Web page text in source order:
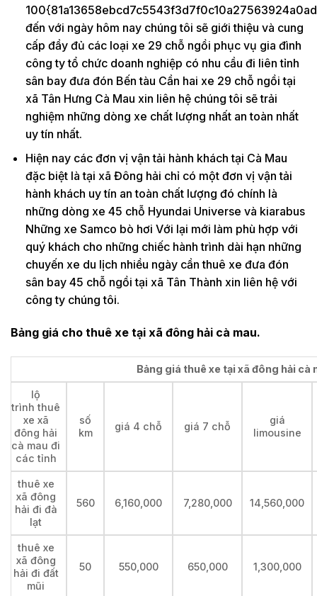
đến với ngày hôm nay chúng tôi sẽ giới thiệu và cung
cấp đầy đủ các loại xe 29 chỗ ngồi phục vụ gia đình
công ty tổ chức doanh nghiệp có nhu cầu đi liên tỉnh
sân bay đưa đón Bến tàu Cần hai xe 29 chỗ ngồi tại
xã Tân Hưng Cà Mau xin liên hệ chúng tôi sẽ trải
nghiệm những dòng xe chất lượng nhất an toàn nhất
uy tín nhất.
Hiện nay các đơn vị vận tải hành khách tại Cà Mau
đặc biệt là tại xã Đông hải chỉ có một đơn vị vận tải
hành khách uy tín an toàn chất lượng đó chính là
những dòng xe 45 chỗ Hyundai Universe và kiarabus
Những xe Samco bò hơi Với lại mới làm phù hợp với
quý khách cho những chiếc hành trình dài hạn những
chuyến xe du lịch nhiều ngày cần thuê xe đưa đón
sân bay 45 chỗ ngồi tại xã Tân Thành xin liên hệ với
công ty chúng tôi.
Bảng giá cho thuê xe tại xã đông hải cà mau.
Bảng giá thuê xe tại xã đông hải cà
lộ
trình thuê
xe xã
đông hải
cà mau đi
các tỉnh
số
km
giá 4 chỗ giá 7 chỗ
giá
limousine
thuê xe
xã đông
hải đi đà
lạt
560 6,160,000 7,280,000 14,560,000
thuê xe
xã đông
hải đi đất
mũi
50 550,000 650,000 1,300,000